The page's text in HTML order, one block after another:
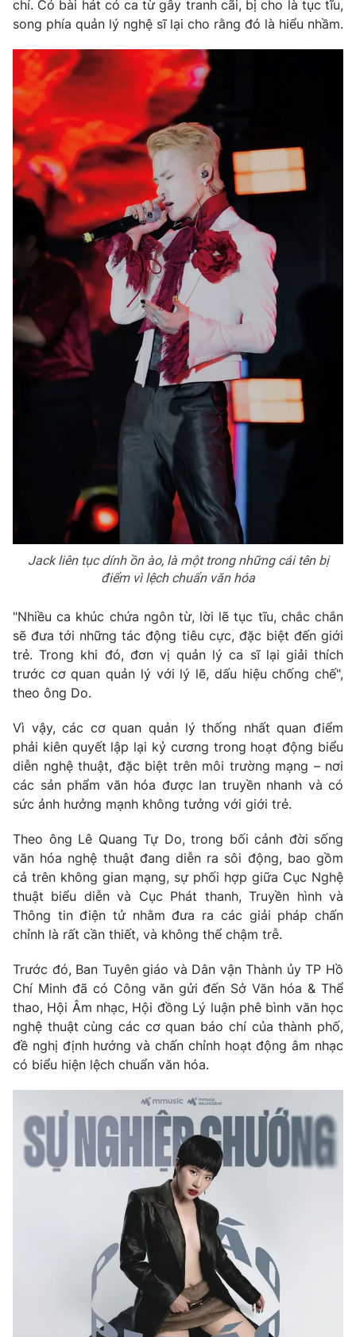
chí. Có bài hát có ca từ gây tranh cãi, bị cho là tục tĩu,
song phía quản lý nghệ sĩ lại cho rằng đó là hiểu nhầm.
Jack liên tục dính ồn ào, là một trong những cái tên bị
điểm vì lệch chuẩn văn hóa
"Nhiều ca khúc chứa ngôn từ, lời lẽ tục tĩu, chắc chắn
sẽ đưa tới những tác động tiêu cực, đặc biệt đến giới
trẻ. Trong khi đó, đơn vị quản lý ca sĩ lại giải thích
trước cơ quan quản lý với lý lẽ, dấu hiệu chống chế",
theo ông Do.
Vì vậy, các cơ quan quản lý thống nhất quan điểm
phải kiên quyết lập lại kỷ cương trong hoạt động biểu
diễn nghệ thuật, đặc biệt trên môi trường mạng – nơi
các sản phẩm văn hóa được lan truyền nhanh và có
sức ảnh hưởng mạnh không tưởng với giới trẻ.
Theo ông Lê Quang Tự Do, trong bối cảnh đời sống
văn hóa nghệ thuật đang diễn ra sôi động, bao gồm
cả trên không gian mạng, sự phối hợp giữa Cục Nghệ
thuật biểu diễn và Cục Phát thanh, Truyền hình và
Thông tin điện tử nhằm đưa ra các giải pháp chấn
chỉnh là rất cần thiết, và không thể chậm trễ.
Trước đó, Ban Tuyên giáo và Dân vận Thành ủy TP Hồ
Chí Minh đã có Công văn gửi đến Sở Văn hóa & Thể
thao, Hội Âm nhạc, Hội đồng Lý luận phê bình văn học
nghệ thuật cùng các cơ quan báo chí của thành phố,
đề nghị định hướng và chấn chỉnh hoạt động âm nhạc
có biểu hiện lệch chuẩn văn hóa.